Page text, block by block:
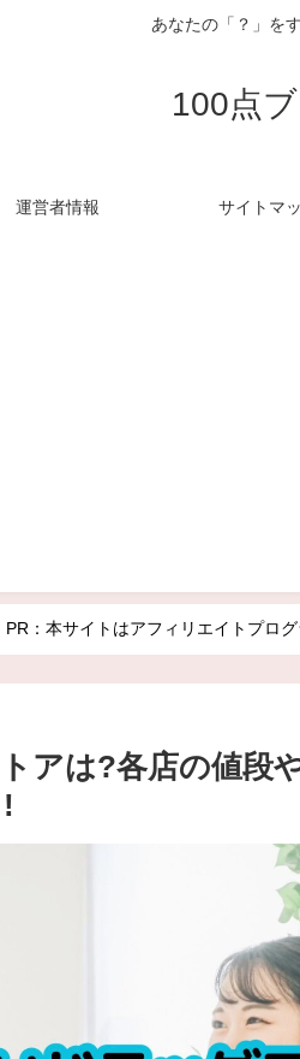
あなたの「？」を
100点
運営者情報 サイトマ
PR：本サイトはアフィリエイトプロ
アは?各店の値段